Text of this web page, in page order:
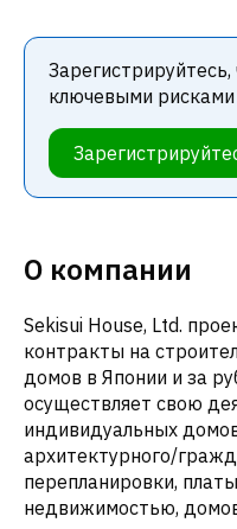
ключевыми рисками
О компании
Sekisui House, Ltd.
контракты на
домов в Японии и за
осуществляет свою
индивидуальных
архитектурного/
перепланировки,
недвижимостью,